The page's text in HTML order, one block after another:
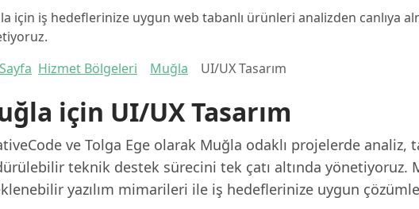
için iş hedeflerinize uygun web tabanlı ürünleri analizden canlıya
Hizmet Bölgeleri Muğla UI/UX Tasarım
için UI/UX Tasarım
ve Tolga Ege olarak Muğla odaklı projelerde analiz,
teknik destek sürecini tek çatı altında yönetiyoruz.
yazılım mimarileri ile iş hedeflerinize uygun